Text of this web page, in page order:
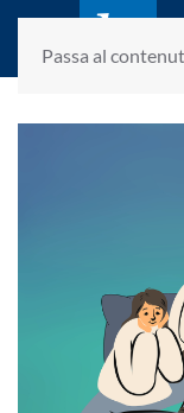
Passa al